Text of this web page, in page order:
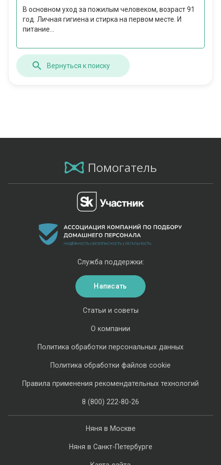
В основном уход за пожилым человеком, возраст 91
год. Личная гигиена и стирка на первом месте. И
питание...
Вернуться к поиску
Помогатель
Няня в Москве
Няня в Санкт-Петербурге
Статьи и советы
О компании
Политика обработки персональных данных
Политика обработки файлов cookie
Правила применения рекомендательных технологий
8 (800) 222-80-26
Служба поддержки:
Написать